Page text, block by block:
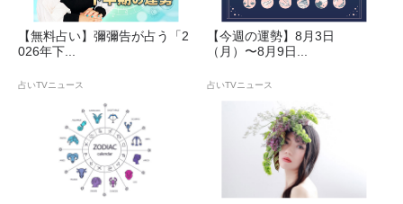
【無料占い】彌彌告が占う「2
026年下...
占いTVニュース
【今週の運勢】8月3日
（月）〜8月9日...
占いTVニュース